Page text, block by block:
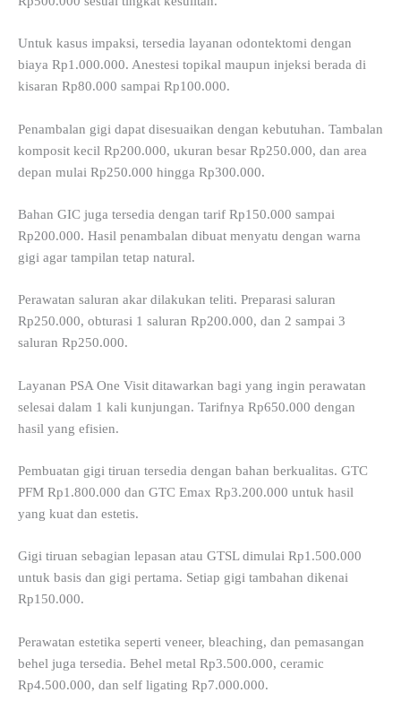
Untuk kasus impaksi, tersedia layanan odontektomi dengan
biaya Rp1.000.000. Anestesi topikal maupun injeksi berada di
kisaran Rp80.000 sampai Rp100.000.
Penambalan gigi dapat disesuaikan dengan kebutuhan. Tambalan
komposit kecil Rp200.000, ukuran besar Rp250.000, dan area
depan mulai Rp250.000 hingga Rp300.000.
Bahan GIC juga tersedia dengan tarif Rp150.000 sampai
Rp200.000. Hasil penambalan dibuat menyatu dengan warna
gigi agar tampilan tetap natural.
Perawatan saluran akar dilakukan teliti. Preparasi saluran
Rp250.000, obturasi 1 saluran Rp200.000, dan 2 sampai 3
saluran Rp250.000.
Layanan PSA One Visit ditawarkan bagi yang ingin perawatan
selesai dalam 1 kali kunjungan. Tarifnya Rp650.000 dengan
hasil yang efisien.
Pembuatan gigi tiruan tersedia dengan bahan berkualitas. GTC
PFM Rp1.800.000 dan GTC Emax Rp3.200.000 untuk hasil
yang kuat dan estetis.
Gigi tiruan sebagian lepasan atau GTSL dimulai Rp1.500.000
untuk basis dan gigi pertama. Setiap gigi tambahan dikenai
Rp150.000.
Perawatan estetika seperti veneer, bleaching, dan pemasangan
behel juga tersedia. Behel metal Rp3.500.000, ceramic
Rp4.500.000, dan self ligating Rp7.000.000.